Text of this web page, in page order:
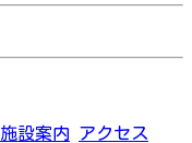
施設案内 アクセス